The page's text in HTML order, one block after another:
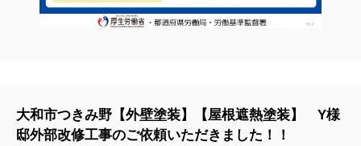
大和市つきみ野【外壁塗装】【屋根遮熱塗装】 Y様
邸外部改修工事のご依頼いただきました！！